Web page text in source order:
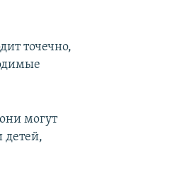
точечно,
могут
детей,